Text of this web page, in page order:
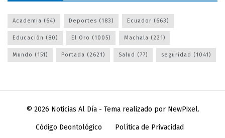
Academia (64) Deportes (183) Ecuador (663)
Educación (80) El Oro (1005) Machala (221)
Mundo (151) Portada (2621) Salud (77) seguridad (1041)
© 2026 Noticias Al Día- Tema realizado por NewPixel.
Código Deontológico Política de Privacidad